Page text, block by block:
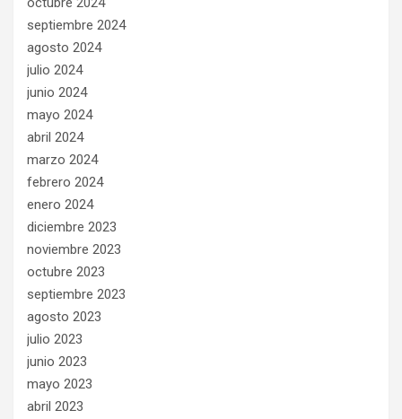
septiembre 2024
agosto 2024
julio 2024
junio 2024
mayo 2024
abril 2024
marzo 2024
febrero 2024
enero 2024
diciembre 2023
noviembre 2023
octubre 2023
septiembre 2023
agosto 2023
julio 2023
junio 2023
mayo 2023
abril 2023